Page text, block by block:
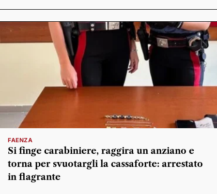
FAENZA
Si finge carabiniere, raggira un anziano e
torna per svuotargli la cassaforte: arrestato
in flagrante